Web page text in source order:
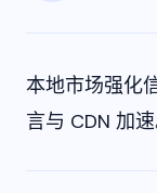
本地市场强化
言与 CDN 加速